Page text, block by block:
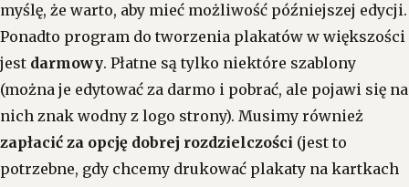
myślę, że warto, aby mieć możliwość późniejszej edycji.
Ponadto program do tworzenia plakatów w większości
jest darmowy. Płatne są tylko niektóre szablony
(można je edytować za darmo i pobrać, ale pojawi się na
nich znak wodny z logo strony). Musimy również
zapłacić za opcję dobrej rozdzielczości (jest to
potrzebne, gdy chcemy drukować plakaty na kartkach